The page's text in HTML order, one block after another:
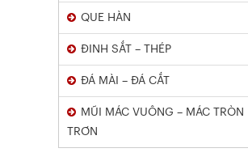
QUE HÀN
ĐINH SẮT – THÉP
ĐÁ MÀI – ĐÁ CẮT
MŨI MÁC VUÔNG – MÁC TRÒN
TRƠN
Xem chi tiết